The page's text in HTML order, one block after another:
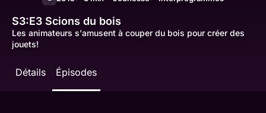
S3:E3 Scions du bois
Les animateurs s'amusent à couper du bois pour créer des
jouets!
Détails Épisodes